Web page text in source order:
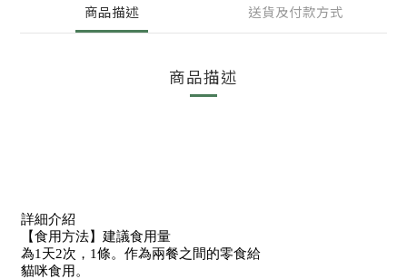
商品描述 送貨及付款方式
商品描述
詳細介紹
【食用方法】建議食用量
為1天2次，1條。作為兩餐之間的零食給
貓咪食用。